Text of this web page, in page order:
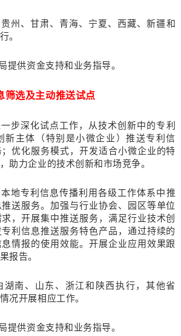
、甘肃、青海、宁夏、西藏、新疆和
。
供资金支持和业务指导。
筛选及主动推送试点
深化试点工作，从技术创新中的专利
新主体（特别是小微企业）推送专利信
优化服务模式，开发适合小微企业的特
助力企业的技术创新和市场竞争。
专利信息传播利用各级工作体系中推
送服务。加强与行业协会、园区等单位
，开展集中推送服务，满足行业技术创
利信息推送服务特色产品，通过持续的
情报的使用效能。开展企业应用效果跟
报告。
南、山东、浙江和陕西执行，其他省
况开展相应工作。
供资金支持和业务指导。